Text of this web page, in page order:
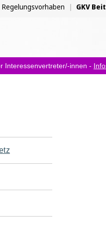
Regelungsvorhaben GKV
Interessenvertreter/-innen -